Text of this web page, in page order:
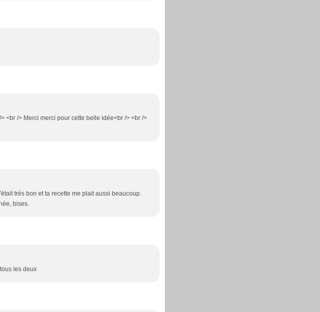
<br /> Merci merci pour cette belle idée<br /> <br />
très bon et ta recette me plait aussi beaucoup.
bises.
les deux